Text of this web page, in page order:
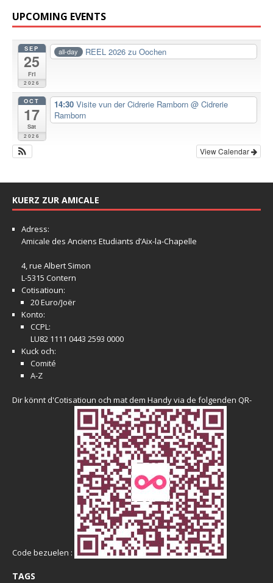
UPCOMING EVENTS
SEP
25
Fri
2026
all-day REEL 2026 zu Oochen
OCT
17
Sat
2026
14:30 Visite vun der Cidrerie Ramborn @ Cidrerie
Ramborn
View Calendar
KUERZ ZUR AMICALE
Adress:
Amicale des Anciens Etudiants d’Aix-la-Chapelle
4, rue Albert Simon
L-5315 Contern
Cotisatioun:
20 Euro/Joër
Konto:
CCPL:
LU82 1111 0443 2593 0000
Kuck och:
Comité
A-Z
Dir könnt d'Cotisatioun och mat dem Handy via de folgenden QR-
Code bezuelen :
TAGS